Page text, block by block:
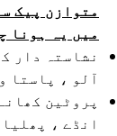
متوازن پیک
میں یہ ہونا
نشاستہ دار
آلو ، پاستا
پروٹین
انڈے ،